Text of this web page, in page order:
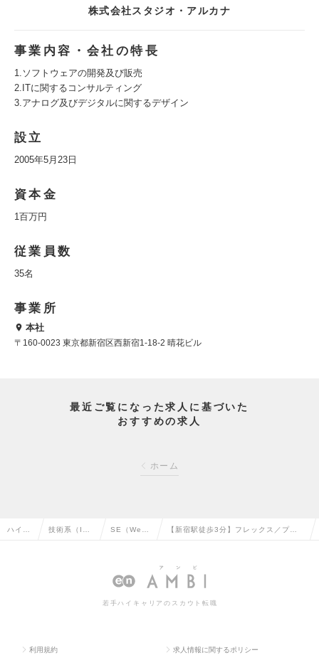
株式会社スタジオ・アルカナ
事業内容・会社の特長
1.ソフトウェアの開発及び販売
2.ITに関するコンサルティング
3.アナログ及びデジタルに関するデザイン
設立
2005年5月23日
資本金
1百万円
従業員数
35名
事業所
本社
〒160-0023 東京都新宿区西新宿1-18-2 晴花ビル
最近ご覧になった求人に基づいた
おすすめの求人
ホーム
ハイク 技術系（I SE（We
ン系）の転
【新宿駅徒歩3分】フレックス／プロ
アを募集【副業可】の求人情報
若手ハイキャリアのスカウト転職
利用規約 求人情報に関するポリシー